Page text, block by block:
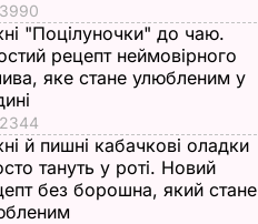
"Поцілуночки" до чаю.
рецепт неймовірного
яке стане улюбленим у
й пишні кабачкові оладки
тануть у роті. Новий
без борошна, який стане